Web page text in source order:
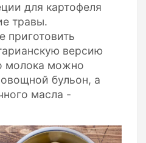
для картофеля
травы.
приготовить
версию
молока можно
бульон, а
масла -